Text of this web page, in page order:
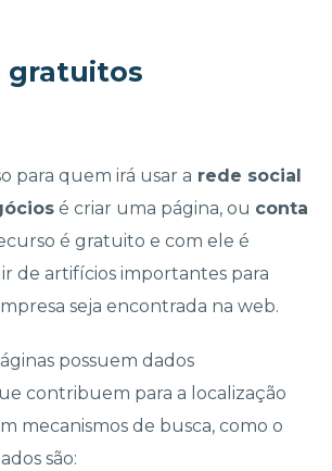
gratuitos
para quem irá usar a rede social
é criar uma página, ou conta
é gratuito e com ele é
de artifícios importantes para
seja encontrada na web.
possuem dados
contribuem para a localização
mecanismos de busca, como o
são: